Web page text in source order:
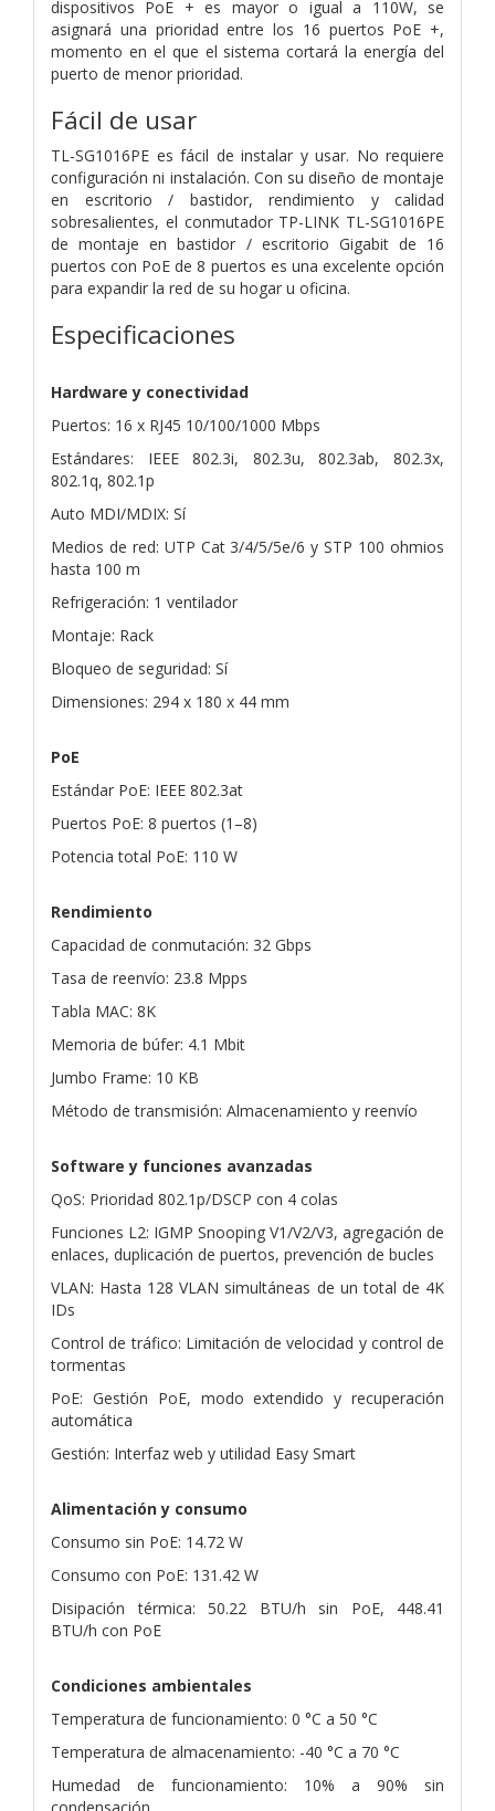
dispositivos PoE + es mayor o igual a 110W, se
asignará una prioridad entre los 16 puertos PoE +,
momento en el que el sistema cortará la energía del
puerto de menor prioridad.
Fácil de usar
TL-SG1016PE es fácil de instalar y usar. No requiere
configuración ni instalación. Con su diseño de montaje
en escritorio / bastidor, rendimiento y calidad
sobresalientes, el conmutador TP-LINK TL-SG1016PE
de montaje en bastidor / escritorio Gigabit de 16
puertos con PoE de 8 puertos es una excelente opción
para expandir la red de su hogar u oficina.
Especificaciones
Hardware y conectividad
Puertos: 16 x RJ45 10/100/1000 Mbps
Estándares: IEEE 802.3i, 802.3u, 802.3ab, 802.3x,
802.1q, 802.1p
Auto MDI/MDIX: Sí
Medios de red: UTP Cat 3/4/5/5e/6 y STP 100 ohmios
hasta 100 m
Refrigeración: 1 ventilador
Montaje: Rack
Bloqueo de seguridad: Sí
Dimensiones: 294 x 180 x 44 mm
PoE
Estándar PoE: IEEE 802.3at
Puertos PoE: 8 puertos (1–8)
Potencia total PoE: 110 W
Rendimiento
Capacidad de conmutación: 32 Gbps
Tasa de reenvío: 23.8 Mpps
Tabla MAC: 8K
Memoria de búfer: 4.1 Mbit
Jumbo Frame: 10 KB
Método de transmisión: Almacenamiento y reenvío
Software y funciones avanzadas
QoS: Prioridad 802.1p/DSCP con 4 colas
Funciones L2: IGMP Snooping V1/V2/V3, agregación de
enlaces, duplicación de puertos, prevención de bucles
VLAN: Hasta 128 VLAN simultáneas de un total de 4K
IDs
Control de tráfico: Limitación de velocidad y control de
tormentas
PoE: Gestión PoE, modo extendido y recuperación
automática
Gestión: Interfaz web y utilidad Easy Smart
Alimentación y consumo
Consumo sin PoE: 14.72 W
Consumo con PoE: 131.42 W
Disipación térmica: 50.22 BTU/h sin PoE, 448.41
BTU/h con PoE
Condiciones ambientales
Temperatura de funcionamiento: 0 °C a 50 °C
Temperatura de almacenamiento: -40 °C a 70 °C
Humedad de funcionamiento: 10% a 90% sin
condensación